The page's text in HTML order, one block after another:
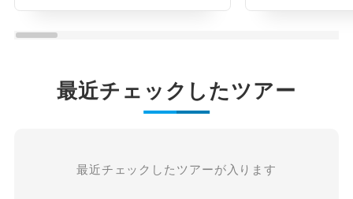
最近チェックしたツアー
最近チェックしたツアーが入ります